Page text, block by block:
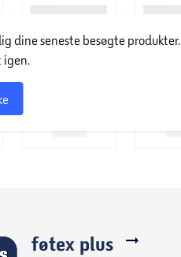
dine seneste besøgte produkter.
igen.
føtex plus